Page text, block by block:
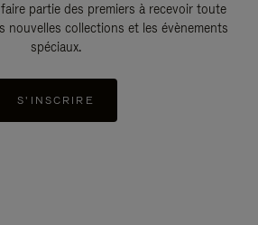
partie des premiers à recevoir toute
nouvelles collections et les évènements
spéciaux.
S'INSCRIRE